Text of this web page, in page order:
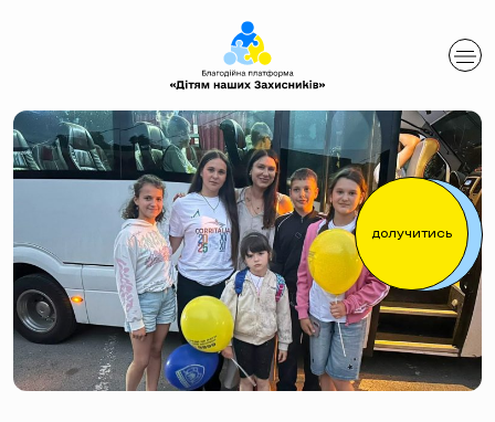
долучитись